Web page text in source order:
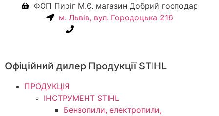
ФОП Пиріг М.Є. магазин Добрий господар
м. Львів, вул. Городоцька 216
Офіційний дилер Продукції STIHL
ПРОДУКЦІЯ
ІНСТРУМЕНТ STIHL
Бензопили, електропили,